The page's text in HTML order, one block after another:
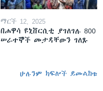
ማርች 12, 2025
በሐዋሳ ዩኒቨርሲቲ ያገለገሉ 800
ሠራተኞች መታዳቸውን ገለጹ
ሁሉንም ክፍሎች ይመልከቱ